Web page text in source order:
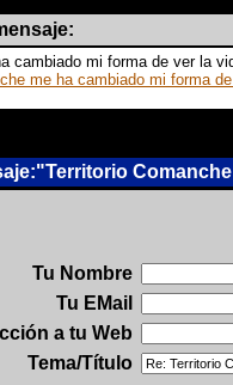
cambiado mi forma de ver la
me ha cambiado mi forma
Tu Nombre
Tu EMail
a tu Web
Tema/Título